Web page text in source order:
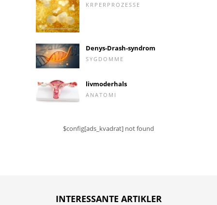
KRPERPROZESSE
Denys-Drash-syndrom
SYGDOMME
livmoderhals
ANATOMI
$config[ads_kvadrat] not found
INTERESSANTE ARTIKLER